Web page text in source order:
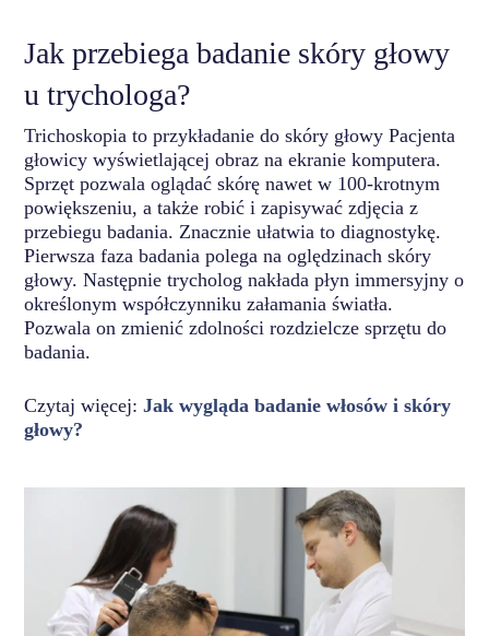
Jak przebiega badanie skóry głowy
u trychologa?
Trichoskopia to przykładanie do skóry głowy Pacjenta
głowicy wyświetlającej obraz na ekranie komputera.
Sprzęt pozwala oglądać skórę nawet w 100-krotnym
powiększeniu, a także robić i zapisywać zdjęcia z
przebiegu badania. Znacznie ułatwia to diagnostykę.
Pierwsza faza badania polega na oględzinach skóry
głowy. Następnie trycholog nakłada płyn immersyjny o
określonym współczynniku załamania światła.
Pozwala on zmienić zdolności rozdzielcze sprzętu do
badania.
Czytaj więcej:Jak wygląda badanie włosów i skóry
głowy?